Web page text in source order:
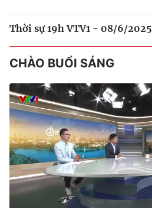
Thời sự 19h VTV1 - 08/6/2025
CHÀO BUỔI SÁNG